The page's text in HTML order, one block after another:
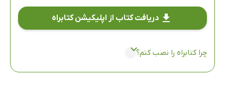
دریافت کتاب از اپلیکیشن کتابراه
چرا کتابراه را نصب کنم؟